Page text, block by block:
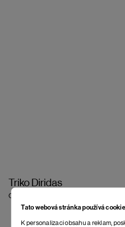
Tato webová stránka používá
K personalizaci obsahu a reklam,
Triko Diridas
Quiet Harbour